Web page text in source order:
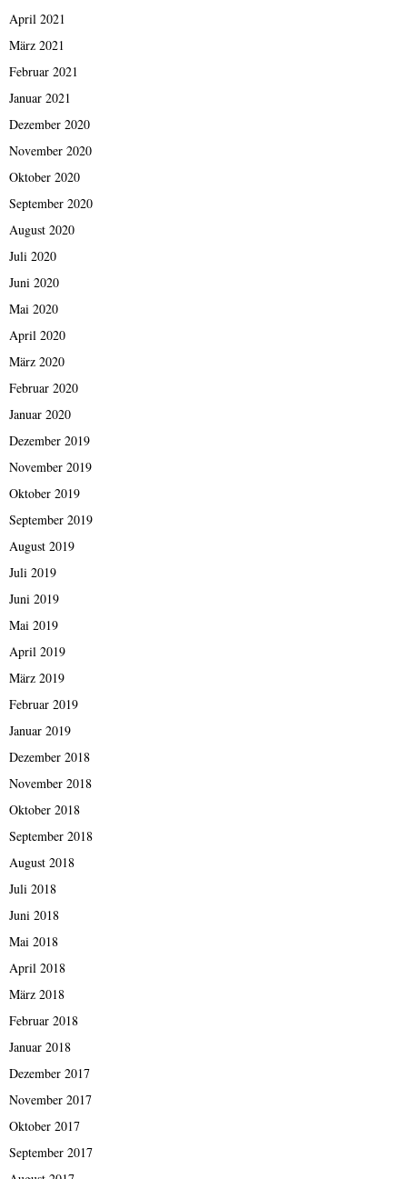
April 2021
März 2021
Februar 2021
Januar 2021
Dezember 2020
November 2020
Oktober 2020
September 2020
August 2020
Juli 2020
Juni 2020
Mai 2020
April 2020
März 2020
Februar 2020
Januar 2020
Dezember 2019
November 2019
Oktober 2019
September 2019
August 2019
Juli 2019
Juni 2019
Mai 2019
April 2019
März 2019
Februar 2019
Januar 2019
Dezember 2018
November 2018
Oktober 2018
September 2018
August 2018
Juli 2018
Juni 2018
Mai 2018
April 2018
März 2018
Februar 2018
Januar 2018
Dezember 2017
November 2017
Oktober 2017
September 2017